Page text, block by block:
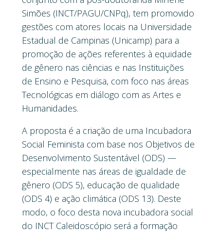
Simões (INCT/PAGU/CNPq), tem promovido
gestões com atores locais na Universidade
Estadual de Campinas (Unicamp) para a
promoção de ações referentes à equidade
de gênero nas ciências e nas Instituições
de Ensino e Pesquisa, com foco nas áreas
Tecnológicas em diálogo com as Artes e
Humanidades.
A proposta é a criação de uma Incubadora
Social Feminista com base nos Objetivos de
Desenvolvimento Sustentável (ODS) —
especialmente nas áreas de igualdade de
gênero (ODS 5), educação de qualidade
(ODS 4) e ação climática (ODS 13). Deste
modo, o foco desta nova incubadora social
do INCT Caleidoscópio será a formação